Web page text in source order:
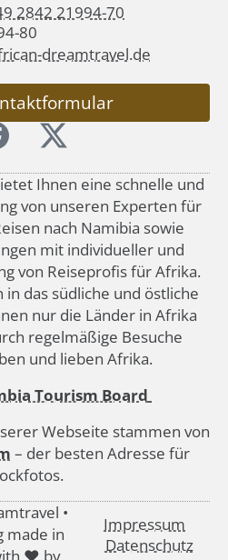
2842 21994-70
80
dreamtravel.de
Ihnen eine schnelle und
von unseren Experten für
nach Namibia sowie
mit individueller und
von Reiseprofis für Afrika.
das südliche und östliche
nur die Länder in Afrika
regelmäßige Besuche
und lieben Afrika.
Tourism Board
Webseite stammen von
– der besten Adresse für
•
made in
Impressum
Datenschutz